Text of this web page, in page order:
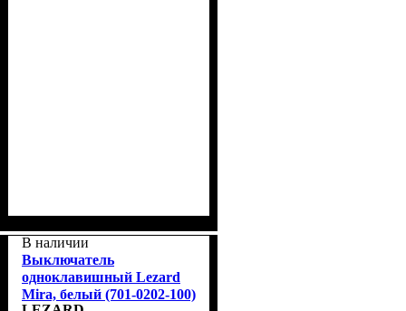
В наличии
Выключатель
одноклавишный Lezard
Mira, белый (701-0202-100)